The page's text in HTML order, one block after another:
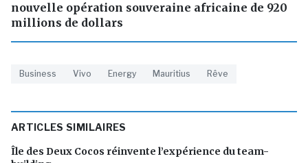
nouvelle opération souveraine africaine de 920
millions de dollars
Business Vivo Energy Mauritius Rêve
ARTICLES SIMILAIRES
Île des Deux Cocos réinvente l’expérience du team-